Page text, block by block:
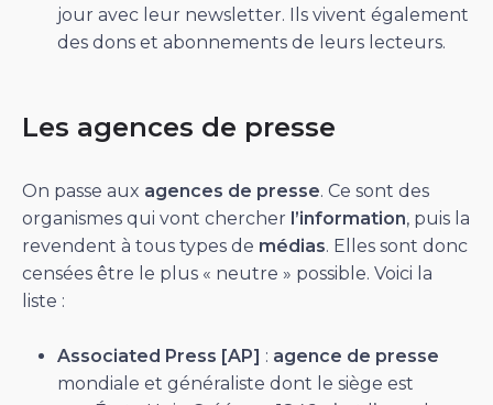
jour avec leur newsletter. Ils vivent également
des dons et abonnements de leurs lecteurs.
Les agences de presse
On passe aux agences de presse. Ce sont des
organismes qui vont chercher l’information, puis la
revendent à tous types de médias. Elles sont donc
censées être le plus « neutre » possible. Voici la
liste :
Associated Press [AP] : agence de presse
mondiale et généraliste dont le siège est